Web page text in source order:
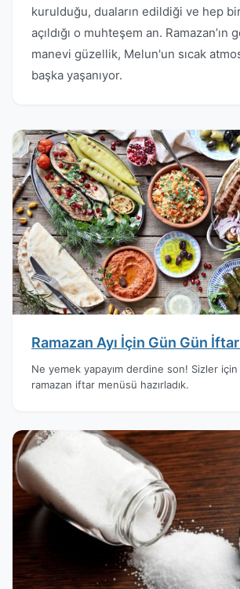
kurulduğu, duaların edildiği ve hep
açıldığı o muhteşem an. Ramazan’ın
manevi güzellik, Melun'un sıcak
başka yaşanıyor.
Ramazan Ayı İçin Gün Gün
Ne yemek yapayım derdine son! Sizler
ramazan iftar menüsü hazırladık.